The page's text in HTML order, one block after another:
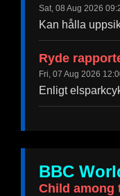
Sat, 08 Aug 2026
Kan hålla
Ryde
Fri, 07 Aug 2026
Enligt
BBC
Child among